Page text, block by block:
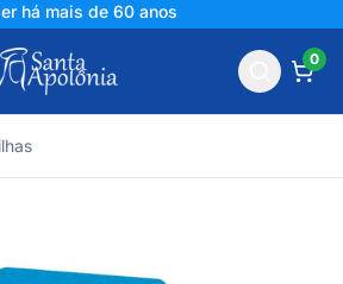
há mais de 60 anos
0